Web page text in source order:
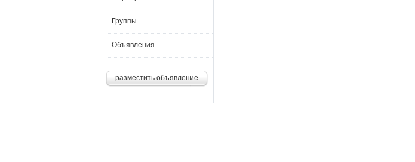
Группы
Объявления
разместить объявление